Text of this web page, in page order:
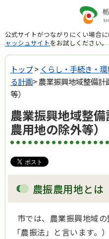
公式サイトがつながりにくい場合
ャッシュサイトをお試しください。
トップ> くらし・手続き・
る計画> 農業振興地域整備
等）
農業振興地域整
農用地の除外等）
農振農用地とは
市では、農業振興地域
「農振法」と言います。